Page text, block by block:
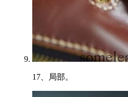
17、局部。